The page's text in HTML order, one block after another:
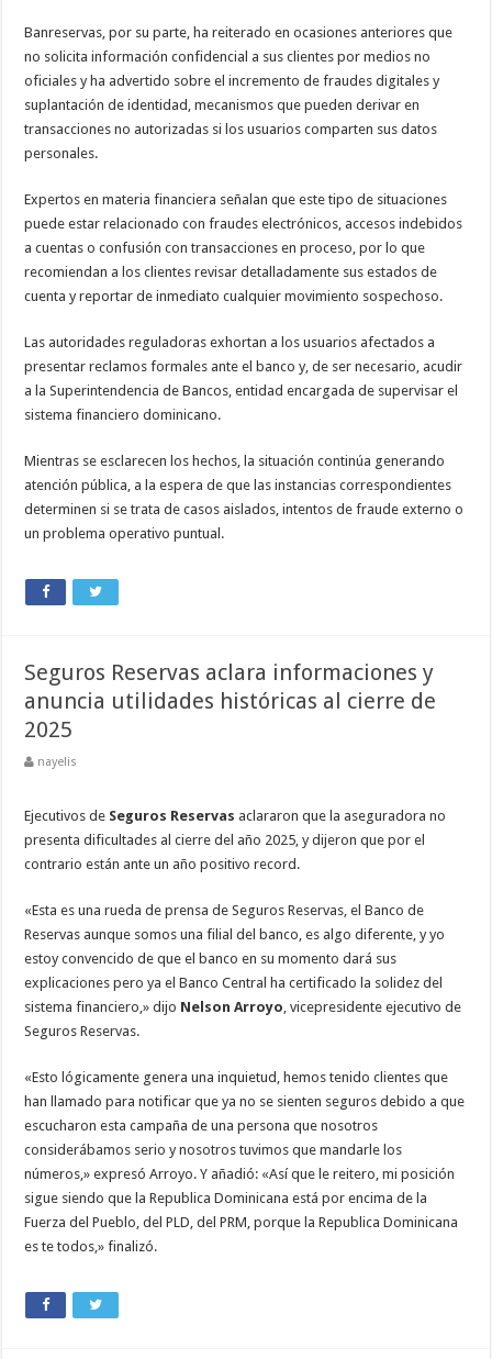
Banreservas, por su parte, ha reiterado en ocasiones anteriores que
no solicita información confidencial a sus clientes por medios no
oficiales y ha advertido sobre el incremento de fraudes digitales y
suplantación de identidad, mecanismos que pueden derivar en
transacciones no autorizadas si los usuarios comparten sus datos
personales.
Expertos en materia financiera señalan que este tipo de situaciones
puede estar relacionado con fraudes electrónicos, accesos indebidos
a cuentas o confusión con transacciones en proceso, por lo que
recomiendan a los clientes revisar detalladamente sus estados de
cuenta y reportar de inmediato cualquier movimiento sospechoso.
Las autoridades reguladoras exhortan a los usuarios afectados a
presentar reclamos formales ante el banco y, de ser necesario, acudir
a la Superintendencia de Bancos, entidad encargada de supervisar el
sistema financiero dominicano.
Mientras se esclarecen los hechos, la situación continúa generando
atención pública, a la espera de que las instancias correspondientes
determinen si se trata de casos aislados, intentos de fraude externo o
un problema operativo puntual.
Seguros Reservas aclara informaciones y
anuncia utilidades históricas al cierre de
2025
nayelis
Ejecutivos de Seguros Reservas aclararon que la aseguradora no
presenta dificultades al cierre del año 2025, y dijeron que por el
contrario están ante un año positivo record.
«Esta es una rueda de prensa de Seguros Reservas, el Banco de
Reservas aunque somos una filial del banco, es algo diferente, y yo
estoy convencido de que el banco en su momento dará sus
explicaciones pero ya el Banco Central ha certificado la solidez del
sistema financiero,» dijo Nelson Arroyo, vicepresidente ejecutivo de
Seguros Reservas.
«Esto lógicamente genera una inquietud, hemos tenido clientes que
han llamado para notificar que ya no se sienten seguros debido a que
escucharon esta campaña de una persona que nosotros
considerábamos serio y nosotros tuvimos que mandarle los
números,» expresó Arroyo. Y añadió: «Así que le reitero, mi posición
sigue siendo que la Republica Dominicana está por encima de la
Fuerza del Pueblo, del PLD, del PRM, porque la Republica Dominicana
es te todos,» finalizó.